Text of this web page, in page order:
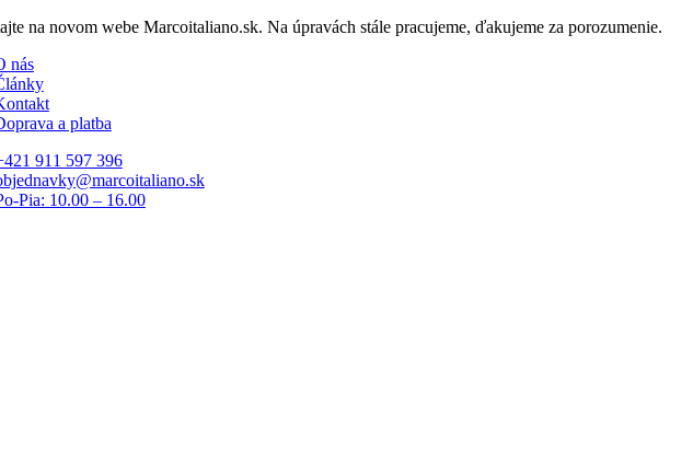
Skip
content
na novom webe Marcoitaliano.sk. Na úpravách stále pracujeme, ďakujeme za porozumenie.
nás
a platba
911 597 396
Pia: 10.00 – 16.00